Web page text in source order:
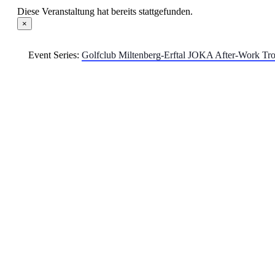
Diese Veranstaltung hat bereits stattgefunden.
×
Event Series: Golfclub Miltenberg-Erftal JOKA After-Work